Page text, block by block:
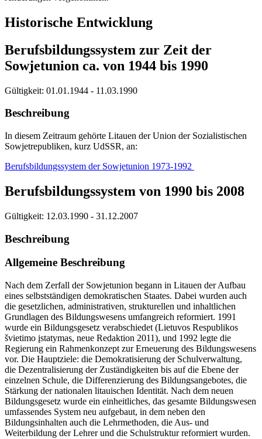
Historische Entwicklung
Berufsbildungssystem zur Zeit der
Sowjetunion ca. von 1944 bis 1990
Gültigkeit: 01.01.1944 - 11.03.1990
Beschreibung
In diesem Zeitraum gehörte Litauen der Union der Sozialistischen
Sowjetrepubliken, kurz UdSSR, an:
Berufsbildungssystem der Sowjetunion 1973-1992
Berufsbildungssystem von 1990 bis 2008
Gültigkeit: 12.03.1990 - 31.12.2007
Beschreibung
Allgemeine Beschreibung
Nach dem Zerfall der Sowjetunion begann in Litauen der Aufbau
eines selbstständigen demokratischen Staates. Dabei wurden auch
die gesetzlichen, administrativen, strukturellen und inhaltlichen
Grundlagen des Bildungswesens umfangreich reformiert. 1991
wurde ein Bildungsgesetz verabschiedet (Lietuvos Respublikos
švietimo įstatymas, neue Redaktion 2011), und 1992 legte die
Regierung ein Rahmenkonzept zur Erneuerung des Bildungswesens
vor. Die Hauptziele: die Demokratisierung der Schulverwaltung,
die Dezentralisierung der Zuständigkeiten bis auf die Ebene der
einzelnen Schule, die Differenzierung des Bildungsangebotes, die
Stärkung der nationalen litauischen Identität. Nach dem neuen
Bildungsgesetz wurde ein einheitliches, das gesamte Bildungswesen
umfassendes System neu aufgebaut, in dem neben den
Bildungsinhalten auch die Lehrmethoden, die Aus- und
Weiterbildung der Lehrer und die Schulstruktur reformiert wurden.